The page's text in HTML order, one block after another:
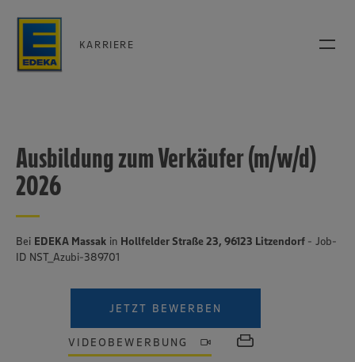
KARRIERE
Ausbildung zum Verkäufer (m/w/d)
2026
Bei EDEKA Massak in Hollfelder Straße 23, 96123 Litzendorf - Job-
ID NST_Azubi-389701
JETZT BEWERBEN
VIDEOBEWERBUNG